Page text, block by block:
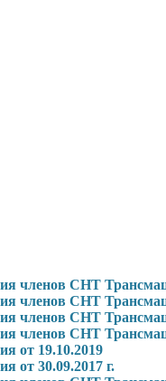
членов СНТ Трансмаш
членов СНТ Трансмаш
членов СНТ
членов СНТ
от 19.10.2019
от 30.09.2017 г.